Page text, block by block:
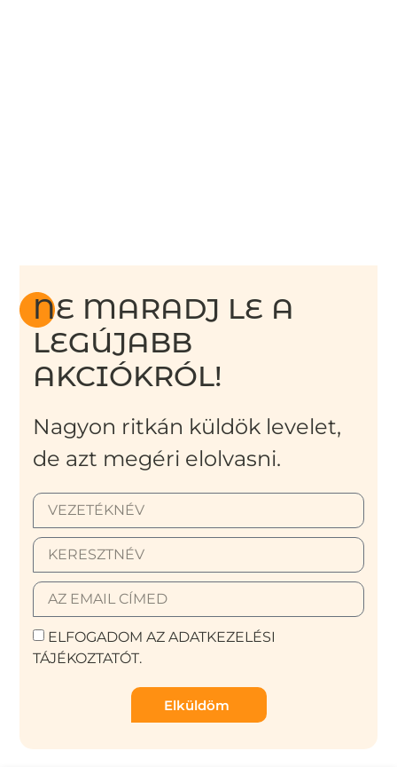
NE MARADJ LE A
LEGÚJABB
AKCIÓKRÓL!
Nagyon ritkán küldök levelet,
de azt megéri elolvasni.
ELFOGADOM AZ ADATKEZELÉSI
TÁJÉKOZTATÓT.
Elküldöm